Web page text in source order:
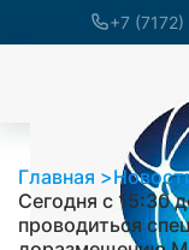
+7
Главная
Сегодня с 15:30
проводиться